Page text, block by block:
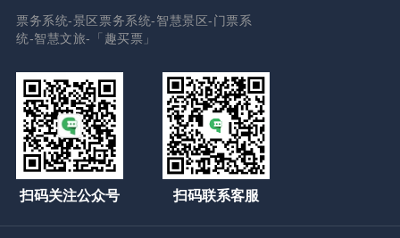
票务系统-景区票务系统-智慧景区-门票系
统-智慧文旅-「趣买票」
扫码关注公众号 扫码联系客服